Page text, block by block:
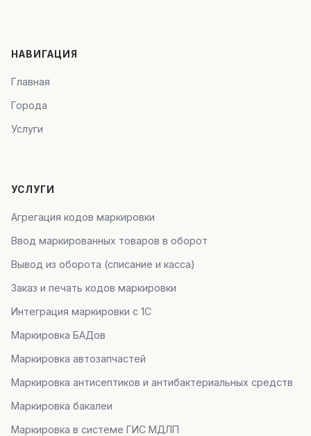
НАВИГАЦИЯ
Главная
Города
Услуги
УСЛУГИ
Агрегация кодов маркировки
Ввод маркированных товаров в оборот
Вывод из оборота (списание и касса)
Заказ и печать кодов маркировки
Интеграция маркировки с 1С
Маркировка БАДов
Маркировка автозапчастей
Маркировка антисептиков и антибактериальных средств
Маркировка бакалеи
Маркировка в системе ГИС МДЛП